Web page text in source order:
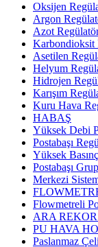
Oksijen
Argon
Azot
Karbondioksit
Asetilen
Helyum
Hidrojen
Karışım
Kuru Hava
HABAŞ
Yüksek Debi
Postabaşı
Yüksek
Postabaşı
Merkezi
Flowmetreli
ARA
PU HAVA
Paslanmaz